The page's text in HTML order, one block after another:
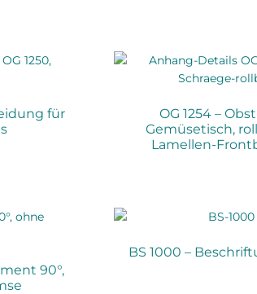
für
OG 1254 –
Gemüsetisch,
Lamellen-
90°,
BS 1000 –